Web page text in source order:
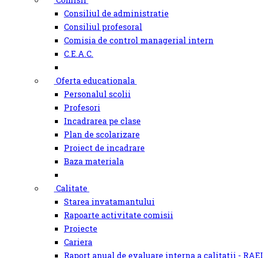
Consiliul de administratie
Consiliul profesoral
Comisia de control managerial intern
C.E.A.C.
Oferta educationala
Personalul scolii
Profesori
Incadrarea pe clase
Plan de scolarizare
Proiect de incadrare
Baza materiala
Calitate
Starea invatamantului
Rapoarte activitate comisii
Proiecte
Cariera
Raport anual de evaluare interna a calitatii - RAEI